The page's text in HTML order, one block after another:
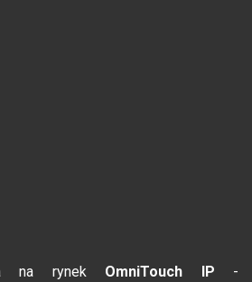
na rynek OmniTouch IP -